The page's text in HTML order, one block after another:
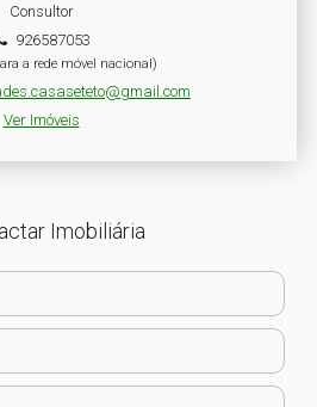
Consultor
926587053
a rede móvel nacional)
Ver Imóveis
Imobiliária